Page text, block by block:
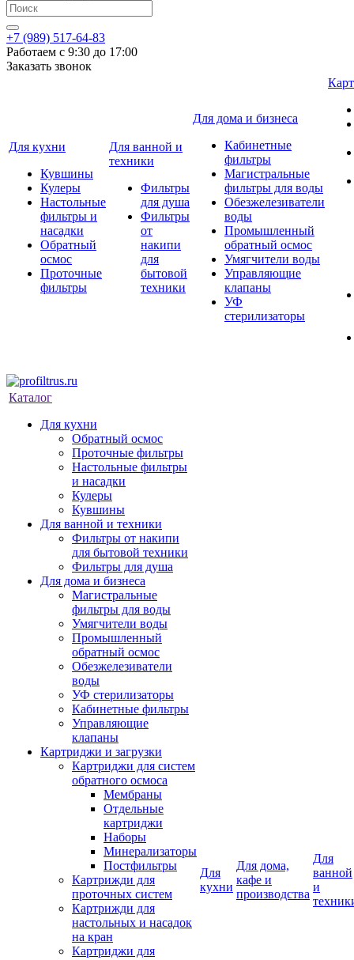
+7 (989) 517-64-83
Работаем с 9:30 до 17:00
Заказать звонок
Для кухни
Кувшины
Кулеры
Настольные
фильтры и
насадки
Обратный
осмос
Проточные
фильтры
Для ванной и
техники
Фильтры
для душа
Фильтры
от
накипи
для
бытовой
техники
Для дома и бизнеса
Кабинетные
фильтры
Магистральные
фильтры для воды
Обезжелезиватели
воды
Промышленный
обратный осмос
Умягчители воды
Управляющие
клапаны
УФ
стерилизаторы
Каталог
Для кухни
Обратный осмос
Проточные фильтры
Настольные фильтры
и насадки
Кулеры
Кувшины
Для ванной и техники
Фильтры от накипи
для бытовой техники
Фильтры для душа
Для дома и бизнеса
Магистральные
фильтры для воды
Умягчители воды
Промышленный
обратный осмос
Обезжелезиватели
воды
УФ стерилизаторы
Кабинетные фильтры
Управляющие
клапаны
Картриджи и загрузки
Картриджи для систем
обратного осмоса
Мембраны
Отдельные
картриджи
Наборы
Минерализаторы
Постфильтры
Картрижди для
проточных систем
Картрижди для
настольных и насадок
на кран
Картриджи для
Для
кухни
Для дома,
кафе и
производства
Для
ванной
и